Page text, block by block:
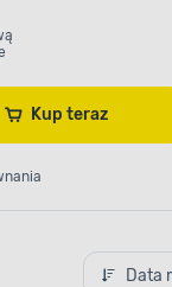
Kup teraz
Data